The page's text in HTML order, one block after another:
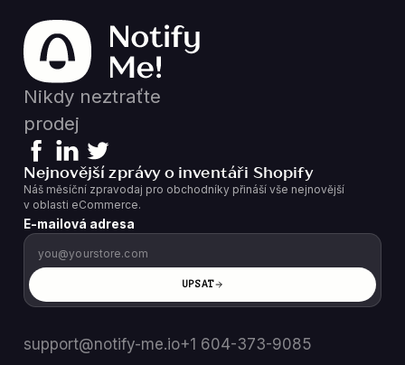
Nikdy neztraťte
prodej
Nejnovější zprávy o inventáři Shopify
Náš měsíční zpravodaj pro obchodníky přináší vše nejnovější
v oblasti eCommerce.
E-mailová adresa
UPSAT
support@notify-me.io+1 604-373-9085